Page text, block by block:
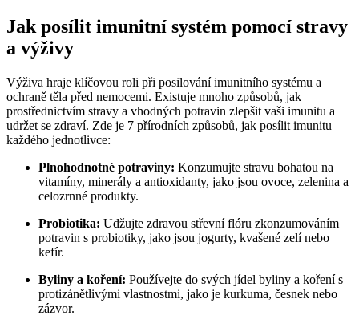
Jak posílit imunitní systém pomocí stravy
a výživy
Výživa hraje klíčovou roli při posilování imunitního systému a
ochraně těla před nemocemi. Existuje mnoho způsobů, jak
prostřednictvím stravy a vhodných potravin zlepšit vaši imunitu a
udržet se zdraví. Zde je 7 přírodních způsobů, jak posílit imunitu
každého jednotlivce:
Plnohodnotné potraviny: Konzumujte stravu bohatou na
vitamíny, minerály a antioxidanty, jako jsou ovoce, zelenina a
celozrnné produkty.
Probiotika: Udžujte zdravou střevní flóru zkonzumováním
potravin s probiotiky, jako jsou jogurty, kvašené zelí nebo
kefír.
Byliny a koření: Používejte do svých jídel byliny a koření s
protizánětlivými vlastnostmi, jako je kurkuma, česnek nebo
zázvor.